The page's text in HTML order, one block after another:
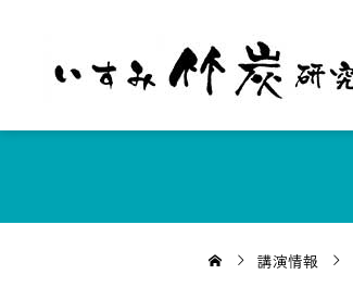
講演情報